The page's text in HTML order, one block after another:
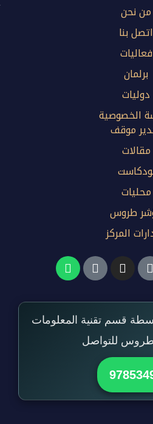
من نحن
اتصل بنا
فعاليات
برلمان
دوليات
الخصوصية
موقف
مقالات
محليات
طروس
المركز
قسم تقنية المعلومات
للتواصل